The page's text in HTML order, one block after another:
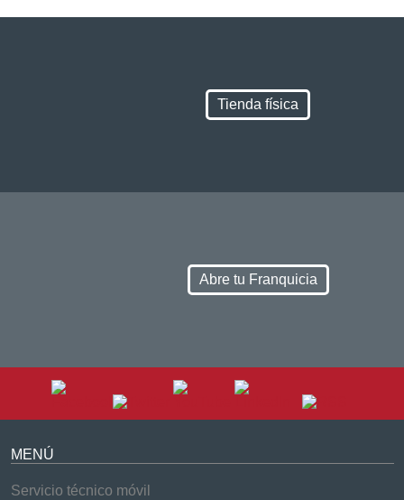
Tienda física
Abre tu Franquicia
MENÚ
Servicio técnico móvil